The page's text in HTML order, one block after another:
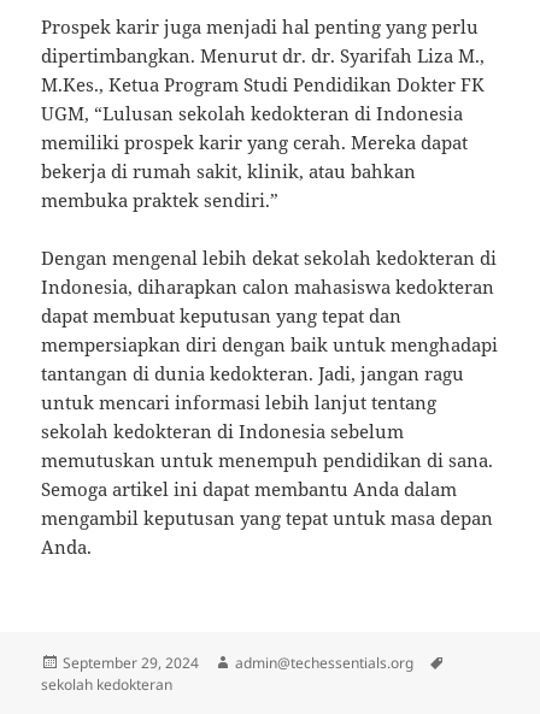
Prospek karir juga menjadi hal penting yang perlu
dipertimbangkan. Menurut dr. dr. Syarifah Liza M.,
M.Kes., Ketua Program Studi Pendidikan Dokter FK
UGM, “Lulusan sekolah kedokteran di Indonesia
memiliki prospek karir yang cerah. Mereka dapat
bekerja di rumah sakit, klinik, atau bahkan
membuka praktek sendiri.”
Dengan mengenal lebih dekat sekolah kedokteran di
Indonesia, diharapkan calon mahasiswa kedokteran
dapat membuat keputusan yang tepat dan
mempersiapkan diri dengan baik untuk menghadapi
tantangan di dunia kedokteran. Jadi, jangan ragu
untuk mencari informasi lebih lanjut tentang
sekolah kedokteran di Indonesia sebelum
memutuskan untuk menempuh pendidikan di sana.
Semoga artikel ini dapat membantu Anda dalam
mengambil keputusan yang tepat untuk masa depan
Anda.
Posted
on
September 29, 2024 Author
admin@techessentials.org
sekolah kedokteran